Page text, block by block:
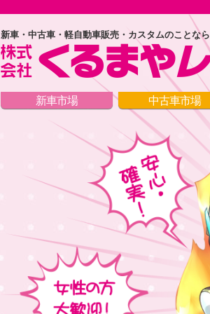
新車・中古車・軽自動車販売・カスタムのことなら
新車市場 中古車市場